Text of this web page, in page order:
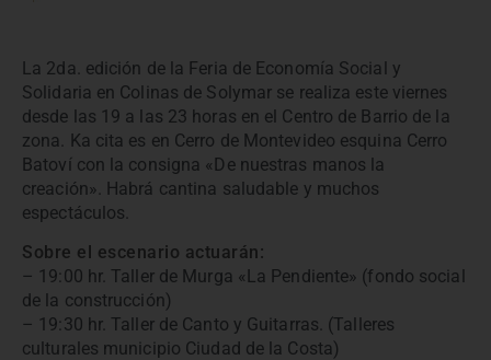
La 2da. edición de la Feria de Economía Social y
Solidaria en Colinas de Solymar se realiza este viernes
desde las 19 a las 23 horas en el Centro de Barrio de la
zona. Ka cita es en Cerro de Montevideo esquina Cerro
Batoví con la consigna «De nuestras manos la
creación». Habrá cantina saludable y muchos
espectáculos.
Sobre el escenario actuarán:
– 19:00 hr. Taller de Murga «La Pendiente» (fondo social
de la construcción)
– 19:30 hr. Taller de Canto y Guitarras. (Talleres
culturales municipio Ciudad de la Costa)